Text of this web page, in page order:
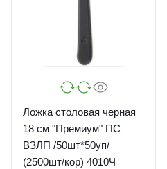
Ложка столовая черная
18 см "Премиум" ПС
ВЗЛП /50шт*50уп/
(2500шт/кор) 4010Ч